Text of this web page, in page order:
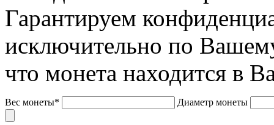
Гарантируем
исключительно по
что монета находится в
Вес монеты* Диаметр монеты